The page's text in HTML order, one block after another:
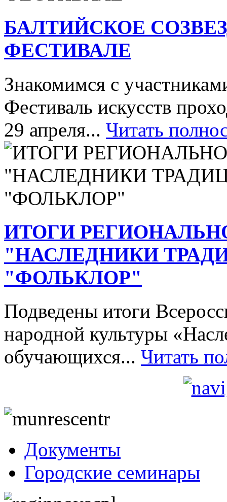
БАЛТИЙСКОЕ
ФЕСТИВАЛЕ
Знакомимся с
Фестиваль искусств
29 апреля... Читать
ИТОГИ
"НАСЛЕДНИКИ
"ФОЛЬКЛОР"
Подведены итоги
народной культуры
обучающихся... Читать
Документы
Городские семинары